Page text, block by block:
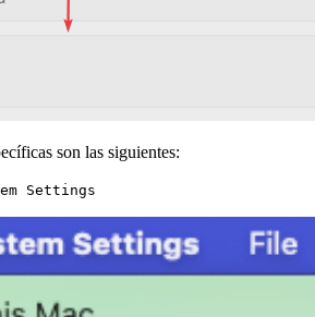
son las siguientes:
Settings